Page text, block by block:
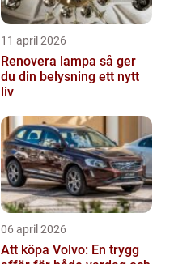
11 april 2026
Renovera lampa så ger
du din belysning ett nytt
liv
06 april 2026
Att köpa Volvo: En trygg